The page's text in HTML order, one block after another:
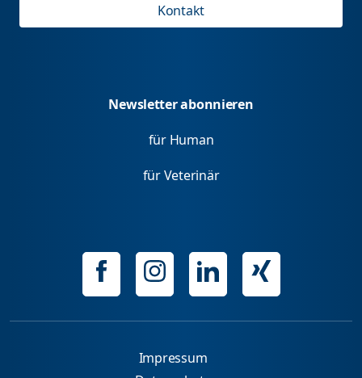
Kontakt
Newsletter abonnieren
für Human
für Veterinär
Impressum